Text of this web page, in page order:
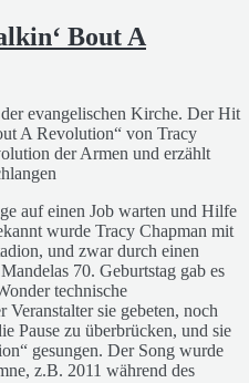
Bout A
evangelischen Kirche. Der Hit
A Revolution“ von Tracy
der Armen und erzählt
auf einen Job warten und Hilfe
wurde Tracy Chapman mit
und zwar durch einen
70. Geburtstag gab es
technische
sie gebeten, noch
Pause zu überbrücken, und sie
gesungen. Der Song wurde
z.B. 2011 während des